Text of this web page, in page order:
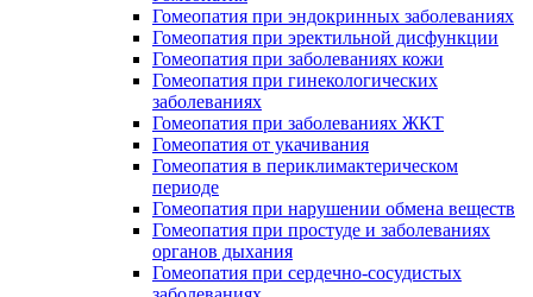
Гомеопатия при эндокринных заболеваниях
Гомеопатия при эректильной дисфункции
Гомеопатия при заболеваниях кожи
Гомеопатия при гинекологических
заболеваниях
Гомеопатия при заболеваниях ЖКТ
Гомеопатия от укачивания
Гомеопатия в периклимактерическом
периоде
Гомеопатия при нарушении обмена веществ
Гомеопатия при простуде и заболеваниях
органов дыхания
Гомеопатия при сердечно-сосудистых